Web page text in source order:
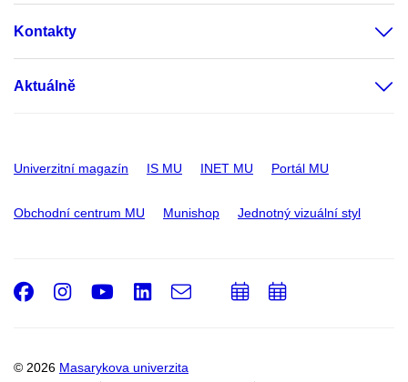
Kontakty
Aktuálně
Univerzitní magazín IS MU INET MU Portál MU
Obchodní centrum MU Munishop Jednotný vizuální styl
© 2026 Masarykova univerzita
Facebook
Instagram
Youtube
LinkedIn
e-
PřidatPřidat